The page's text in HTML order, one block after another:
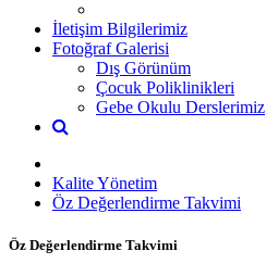
İletişim Bilgilerimiz
Fotoğraf Galerisi
Dış Görünüm
Çocuk Poliklinikleri
Gebe Okulu Derslerimiz
Kalite Yönetim
Öz Değerlendirme Takvimi
Öz Değerlendirme Takvimi